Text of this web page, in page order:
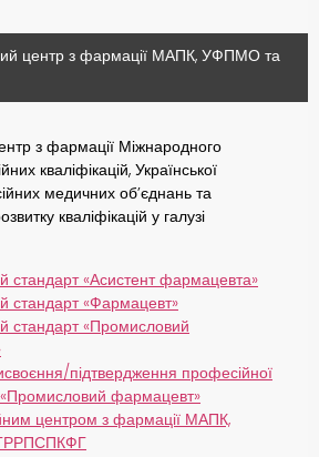
центр з фармації МАПК, УФПМО та
з фармації Міжнародного
кваліфікацій, Української
медичних об’єднань та
кваліфікацій у галузі
стандарт «Асистент фармацевта»
стандарт «Фармацевт»
стандарт «Промисловий
підтвердження професійної
«Промисловий фармацевт»
центром з фармації МАПК,